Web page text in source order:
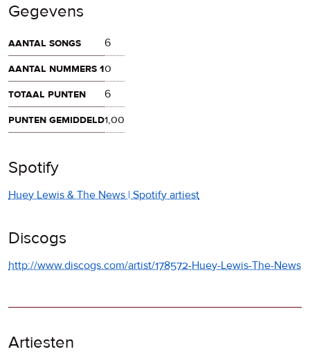
Gegevens
aantal songs
6
aantal nummers 10
totaal punten
6
punten gemiddeld1,00
Spotify
Huey Lewis & The News | Spotify artiest
Discogs
http://www.discogs.com/artist/178572-Huey-Lewis-The-News
Artiesten